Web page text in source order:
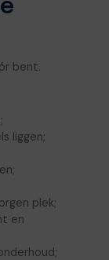
bent.
liggen;
plek;
en